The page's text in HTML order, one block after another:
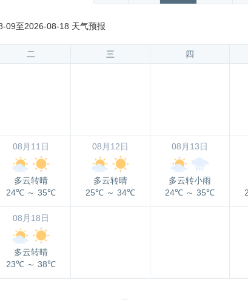
09至2026-08-18 天气预报
二 三 四
08月11日
多云转晴
24℃ ～ 35℃
08月12日
多云转晴
25℃ ～ 34℃
08月13日
多云转小雨
24℃ ～ 35℃
08月18日
多云转晴
23℃ ～ 38℃